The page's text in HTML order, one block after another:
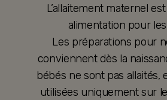
L’allaitement maternel
alimentation pour
Les préparations pour
conviennent dès la
bébés ne sont pas allaités,
utilisées uniquement sur